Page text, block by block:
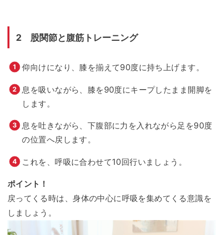
2 股関節と腹筋トレーニング
仰向けになり、膝を揃えて90度に持ち上げます。
息を吸いながら、膝を90度にキープしたまま開脚を
します。
息を吐きながら、下腹部に力を入れながら足を90度
の位置へ戻します。
これを、呼吸に合わせて10回行いましょう。
ポイント！
戻ってくる時は、身体の中心に呼吸を集めてくる意識を
しましょう。